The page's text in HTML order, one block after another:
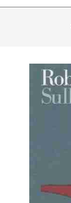
Navigation